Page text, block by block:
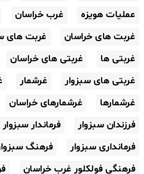
عملیات هویزه
غرب خراسان
غربت های خراسان
غربت های
غربتی ها
غربتی های خراسان
غربتی های سبزوار
غرشمار
غرشمارها
غرشمارهای خراسان
فرزندان سبزوار
فرماندار سبزوار
فرمانداری سبزوار
فرهنگ
فرهنگی فولکلور غرب خراسان